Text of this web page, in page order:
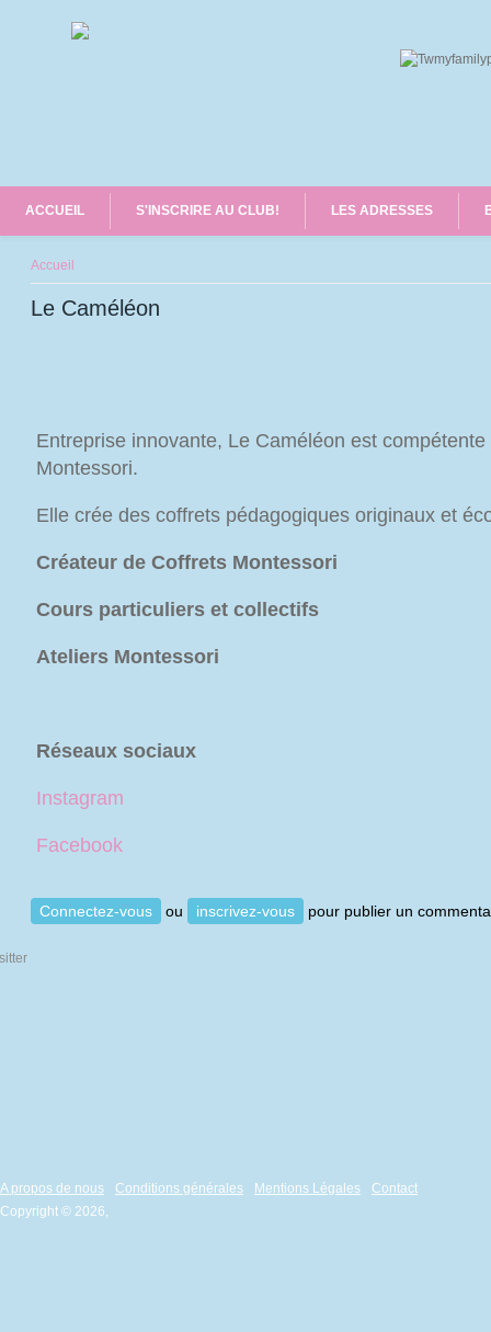
ACCUEIL S'INSCRIRE AU CLUB! LES ADRESSES
Vous êtes ici
Accueil
Le Caméléon
Entreprise innovante, Le Caméléon est
Montessori.
Elle crée des coffrets pédagogiques originaux et
Créateur de Coffrets Montessori
Cours particuliers et collectifs
Ateliers Montessori
Réseaux sociaux
Instagram
Facebook
Connectez-vous ou inscrivez-vous pour publier un
A propos de nous Conditions générales Mentions Légales
Contact
Copyright © 2026,